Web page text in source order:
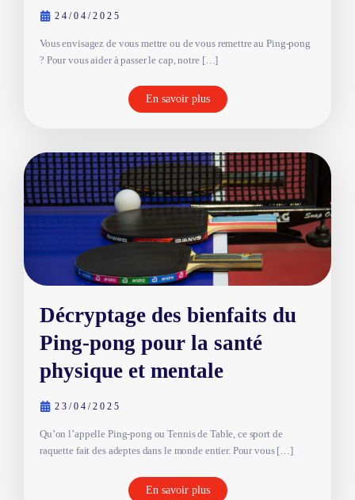
24/04/2025
Vous envisagez de vous mettre ou de vous remettre au Ping-pong
? Pour vous aider à passer le cap, notre […]
En savoir plus
Décryptage des bienfaits du
Ping-pong pour la santé
physique et mentale
23/04/2025
Qu’on l’appelle Ping-pong ou Tennis de Table, ce sport de
raquette fait des adeptes dans le monde entier. Pour vous […]
En savoir plus